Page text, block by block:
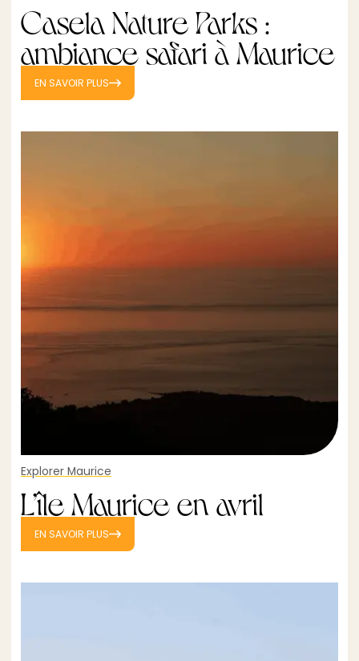
Casela Nature Parks :
ambiance safari à Maurice
EN SAVOIR PLUS
Explorer Maurice
L’île Maurice en avril
EN SAVOIR PLUS